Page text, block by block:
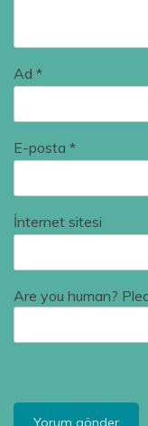
Ad *
E-posta *
İnternet sitesi
Are you human?